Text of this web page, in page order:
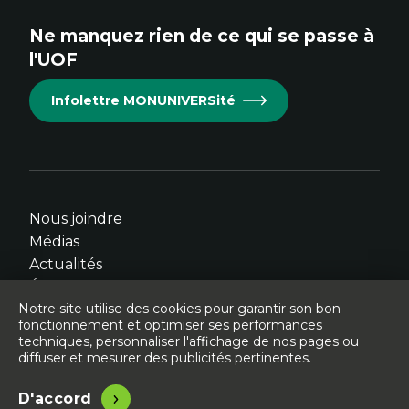
Cet
s'ouvrira
dans
fenêtre.
Cet
s'ouvrira
dans
fenêtre.
Cet
s'ouvrira
dans
fenêtre.
Cet
s'ouvrira
dans
fenêtre.
Cet
s'ouvrira
dans
fenêtre.
Ne manquez rien de ce qui se passe à
l'UOF
Infolettre MONUNIVERSité
Nous joindre
Médias
Actualités
© Université de l'Ontario français - 2026
Site conçu, développé et hébergé par
Notre site utilise des cookies pour garantir son bon
fonctionnement et optimiser ses performances
techniques, personnaliser l'affichage de nos pages ou
diffuser et mesurer des publicités pertinentes.
D'accord